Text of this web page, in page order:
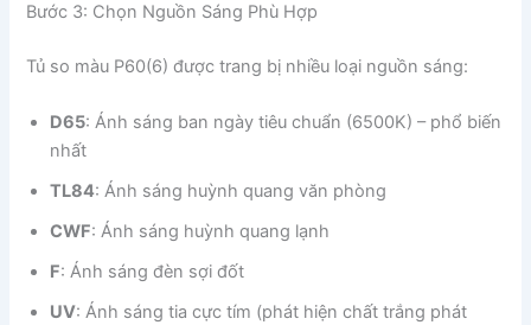
Bước 3: Chọn Nguồn Sáng Phù Hợp
Tủ so màu P60(6) được trang bị nhiều loại nguồn sáng:
D65: Ánh sáng ban ngày tiêu chuẩn (6500K) – phổ biến
nhất
TL84: Ánh sáng huỳnh quang văn phòng
CWF: Ánh sáng huỳnh quang lạnh
F: Ánh sáng đèn sợi đốt
UV: Ánh sáng tia cực tím (phát hiện chất trắng phát